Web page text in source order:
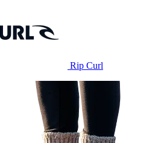
Rip Curl